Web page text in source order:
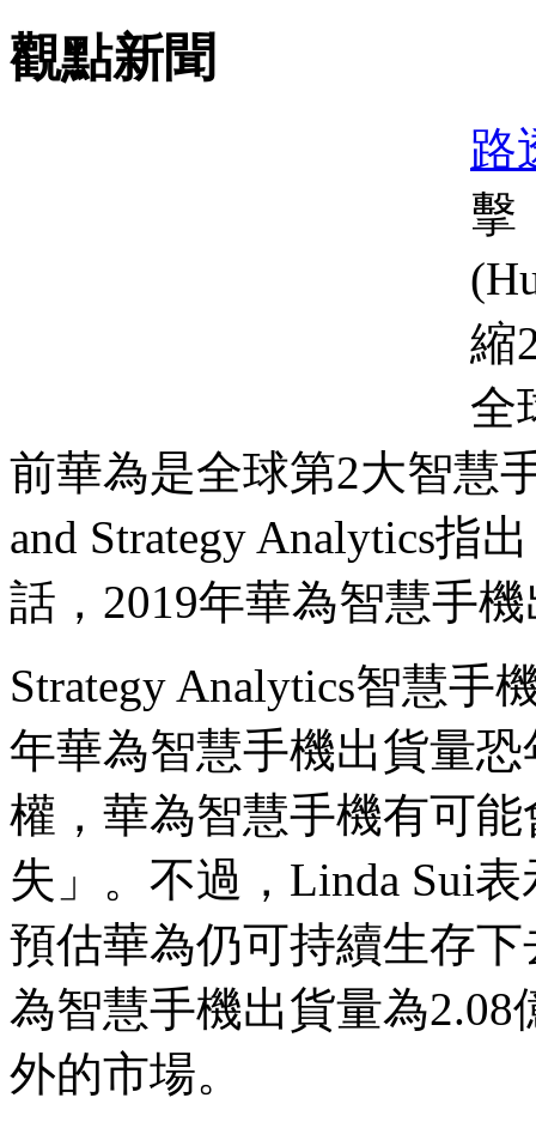
觀點新聞
路
擊
縮
全
前華為是全球第2大智慧
and Strategy Analytics指
話，2019年華為智慧手
Strategy Analytics智慧手
年華為智慧手機出貨量
權，華為智慧手機有可
失」。不過，Linda Sui
預估華為仍可持續生存
為智慧手機出貨量為
外的市場。